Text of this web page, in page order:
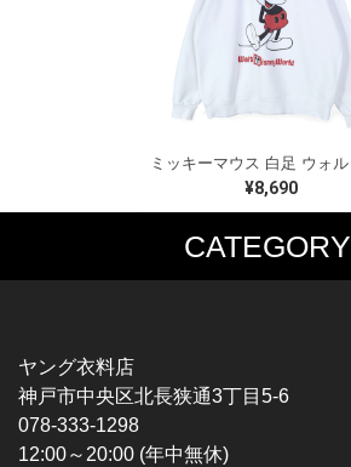
¥8,690
CATEGORY
MUSIC TEE
HARDCORE / PUNK
PROGLESSIVE ROCK
POPS
SOUL / R&B
T-SHIRTS
CHAMPION
ヤング衣料店
神戸市中央区北長狭通3丁目5-6
078-333-1298
12:00～20:00 (年中無休)